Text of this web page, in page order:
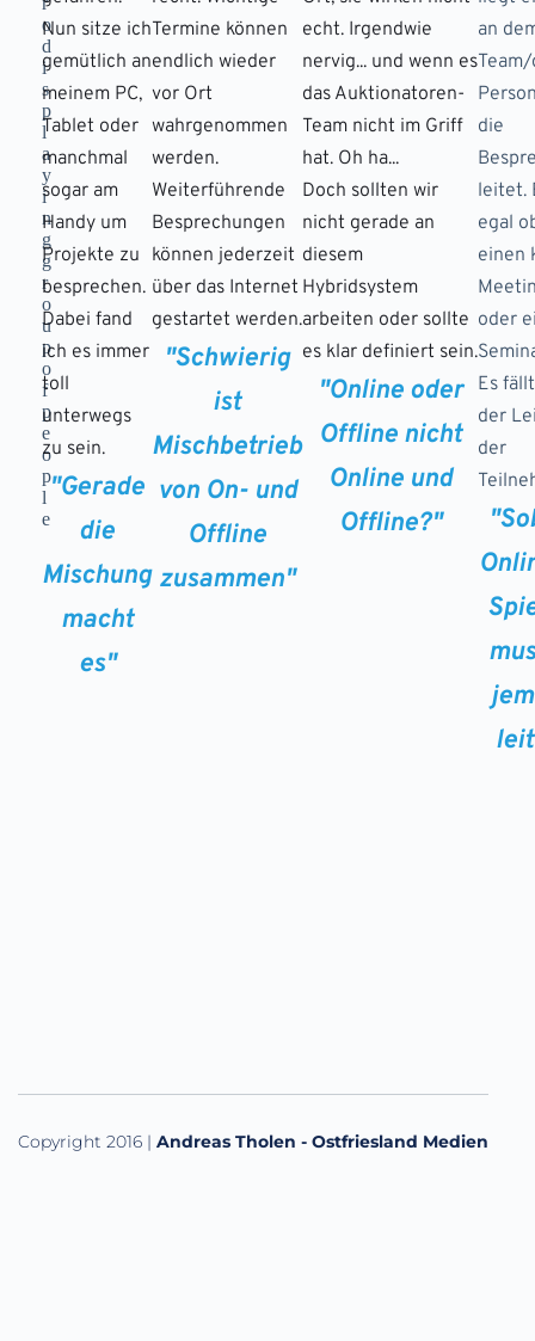
Nun sitze ich
gemütlich an
meinem PC,
Tablet oder
manchmal
sogar am
Handy um
Projekte zu
besprechen.
Dabei fand
ich es immer
toll
unterwegs
zu sein.
"Gerade
die
Mischung
macht
es"
Termine können
endlich wieder
vor Ort
wahrgenommen
werden.
Weiterführende
Besprechungen
können jederzeit
über das Internet
gestartet werden.
"Schwierig
ist
Mischbetrieb
von On- und
Offline
zusammen"
echt. Irgendwie
nervig... und wenn es
das Auktionatoren-
Team nicht im Griff
hat. Oh ha...
Doch sollten wir
nicht gerade an
diesem
Hybridsystem
arbeiten oder sollte
es klar definiert sein.
"Online oder
Offline nicht
Online und
Offline?"
an
die
leitet.
egal
einen
oder
Es
der
der
Copyright 2016 | Andreas Tholen - Ostfriesland Medien